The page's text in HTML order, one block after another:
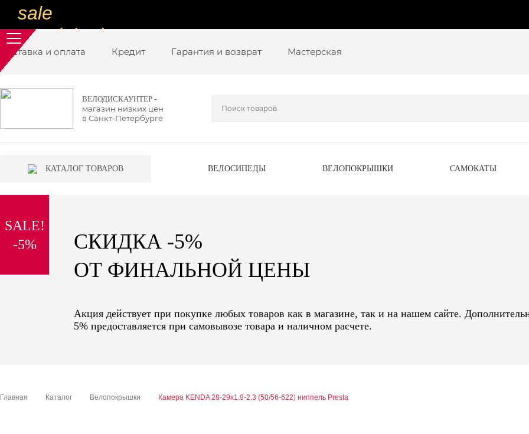
sale
special price
sale
низкие цены
вот дешево
special price
sale
надо брать
sale
Доставка и оплата Кредит Гарантия и возврат Мастерская
ВЕЛОДИСКАУНТЕР -
магазин низких цен
в Санкт-Петербурге
КАТАЛОГ ТОВАРОВ ВЕЛОСИПЕДЫ ВЕЛОПОКРЫШКИ САМОКАТЫ
SALE!
-5%
СКИДКА -5%
ОТ ФИНАЛЬНОЙ ЦЕНЫ
Акция действует при покупке любых товаров как в магазине, так и на нашем сайте.
5% предоставляется при самовывозе товара и наличном расчете.
Главная Каталог Велопокрышки Камера KENDA 28-29x1.9-2.3 (50/56-622) ниппель Presta